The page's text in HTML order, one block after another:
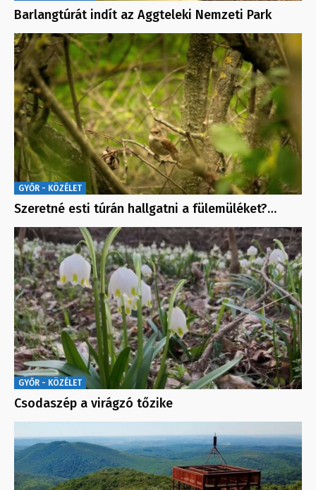
Barlangtúrát indít az Aggteleki Nemzeti Park
GYŐR - KÖZÉLET
Szeretné esti túrán hallgatni a fülemüléket?…
GYŐR - KÖZÉLET
Csodaszép a virágzó tőzike